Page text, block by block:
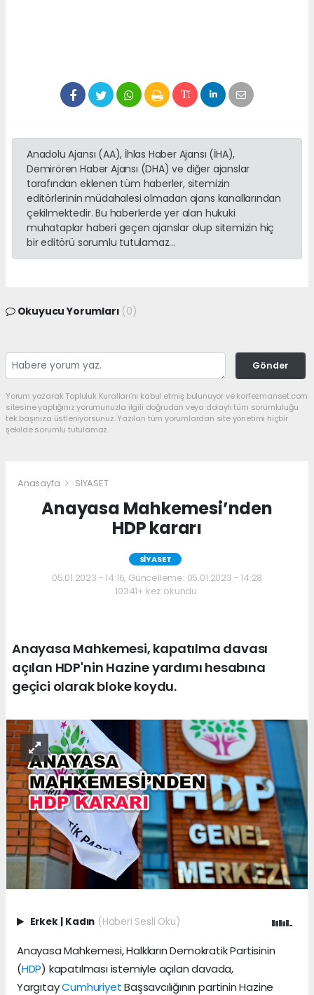
Anadolu Ajansı (AA), İhlas Haber Ajansı (İHA),
Demirören Haber Ajansı (DHA) ve diğer ajanslar
tarafından eklenen tüm haberler, sitemizin
editörlerinin müdahalesi olmadan ajans kanallarından
çekilmektedir. Bu haberlerde yer alan hukuki
muhataplar haberi geçen ajanslar olup sitemizin hiç
bir editörü sorumlu tutulamaz...
Okuyucu Yorumları (0)
Gönder
Yorum yazarak Topluluk Kuralları’nı kabul etmiş bulunuyor ve korfezmanset.com
sitesine yaptığınız yorumunuzla ilgili doğrudan veya dolaylı tüm sorumluluğu
tek başınıza üstleniyorsunuz. Yazılan tüm yorumlardan site yönetimi hiçbir
şekilde sorumlu tutulamaz.
Anasayfa SİYASET
Anayasa Mahkemesi’nden
HDP kararı
SİYASET
05.01.2023 - 14:16, Güncelleme: 05.01.2023 - 14:28
10341+ kez okundu.
Anayasa Mahkemesi, kapatılma davası
açılan HDP'nin Hazine yardımı hesabına
geçici olarak bloke koydu.
Erkek | Kadın (Haberi Sesli Oku)
Anayasa Mahkemesi, Halkların Demokratik Partisinin
(HDP) kapatılması istemiyle açılan davada,
YargıtayCumhuriyetBaşsavcılığının partinin Hazine